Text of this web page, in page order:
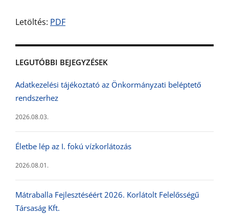
LEGUTÓBBI BEJEGYZÉSEK
Adatkezelési tájékoztató az Önkormányzati beléptető
rendszerhez
2026.08.03.
Életbe lép az I. fokú vízkorlátozás
2026.08.01.
Mátraballa Fejlesztéséért 2026. Korlátolt Felelősségű
Társaság Kft.
Letöltés: PDF